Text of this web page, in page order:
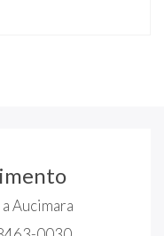
Aucimara